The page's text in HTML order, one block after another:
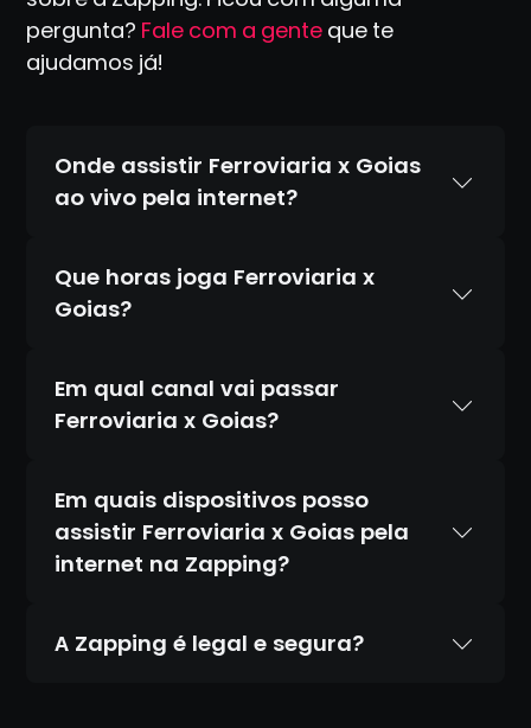
pergunta? Fale com a gente que te
ajudamos já!
Onde assistir Ferroviaria x Goias
ao vivo pela internet?
Que horas joga Ferroviaria x
Goias?
Em qual canal vai passar
Ferroviaria x Goias?
Em quais dispositivos posso
assistir Ferroviaria x Goias pela
internet na Zapping?
A Zapping é legal e segura?